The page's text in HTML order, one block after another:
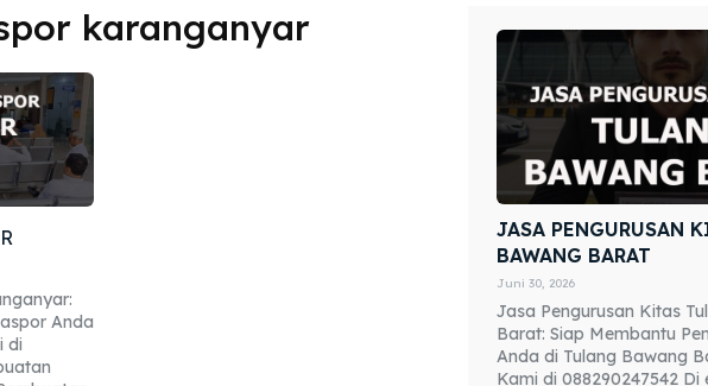
Explore our destinations
Explore our destinations
karanganyar
Anda
di
JASA PENGURUSAN
BAWANG BARAT
Juni 30, 2026
Jasa Pengurusan Kitas
Barat: Siap Membantu
Anda di Tulang Bawang
Kami di 088290247542 Di